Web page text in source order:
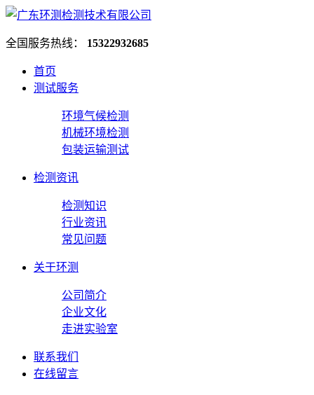
全国服务热线： 15322932685
首页
测试服务
环境气候检测
机械环境检测
包装运输测试
检测资讯
检测知识
行业资讯
常见问题
关于环测
公司简介
企业文化
走进实验室
联系我们
在线留言